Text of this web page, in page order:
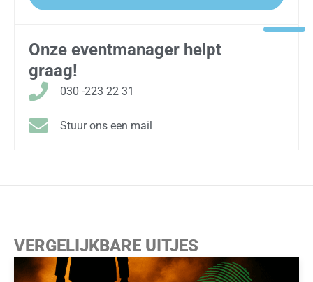
Onze eventmanager helpt
graag!
030 -223 22 31
Stuur ons een mail
VERGELIJKBARE UITJES